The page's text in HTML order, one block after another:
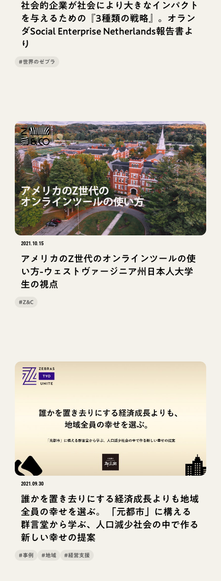
社会的企業が社会により大きなインパクト
を与えるための『3種類の戦略』。オラン
ダSocial Enterprise Netherlands報告書よ
り
#世界のゼブラ
2021.10.15
アメリカのZ世代のオンラインツールの使
い方-ウェストヴァージニア州日本人大学
生の視点
#Z&C
2021.09.30
誰かを置き去りにする経済成長よりも地域
全員の幸せを選ぶ。 「元都市」に構える
群言堂から学ぶ、人口減少社会の中で作る
新しい幸せの提案
#事例 #地域 #経営支援